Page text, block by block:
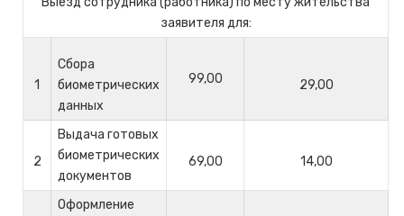
заявителя для:
1
Сбора
биометрических
данных
99,00 29,00
2
Выдача готовых
биометрических
документов
69,00 14,00
Оформление